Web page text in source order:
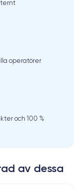
operatörer
och 100 %
av dessa